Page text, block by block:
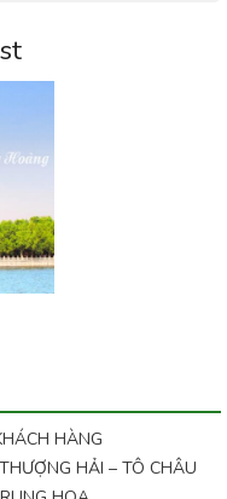
HÀNG
HẢI – TÔ CHÂU